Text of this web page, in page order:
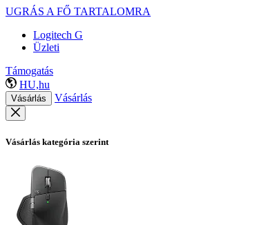
UGRÁS A FŐ TARTALOMRA
Logitech G
Üzleti
Támogatás
HU,hu
Vásárlás Vásárlás
Vásárlás kategória szerint